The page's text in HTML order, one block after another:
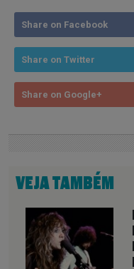
Share on Facebook
Share on Twitter
Share on Google+
VEJA TAMBÉM